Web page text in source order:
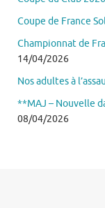
Coupe de France
Championnat de
14/04/2026
Nos adultes à
**MAJ – Nouvelle
08/04/2026